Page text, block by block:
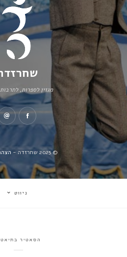
מגזין לספרות,
© 2025 שחרזדה -
ניווט
הסאטיר